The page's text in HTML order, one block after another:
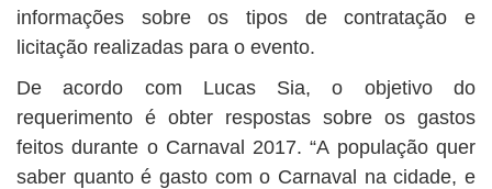
informações sobre os tipos de contratação e
licitação realizadas para o evento.
De acordo com Lucas Sia, o objetivo do
requerimento é obter respostas sobre os gastos
feitos durante o Carnaval 2017. “A população quer
saber quanto é gasto com o Carnaval na cidade, e